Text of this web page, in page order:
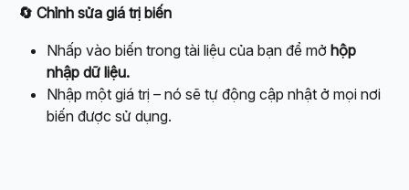
🔄 Chỉnh sửa giá trị biến
Nhấp vào biến trong tài liệu của bạn để mở hộp
nhập dữ liệu.
Nhập một giá trị – nó sẽ tự động cập nhật ở mọi nơi
biến được sử dụng.